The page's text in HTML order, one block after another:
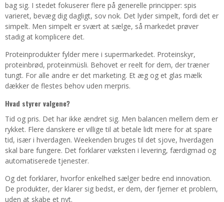
bag sig. I stedet fokuserer flere på generelle principper: spis
varieret, bevæg dig dagligt, sov nok. Det lyder simpelt, fordi det er
simpelt. Men simpelt er svært at sælge, så markedet prøver
stadig at komplicere det.
Proteinprodukter fylder mere i supermarkedet. Proteinskyr,
proteinbrød, proteinmüsli. Behovet er reelt for dem, der træner
tungt. For alle andre er det marketing. Et æg og et glas mælk
dækker de flestes behov uden merpris.
Hvad styrer valgene?
Tid og pris. Det har ikke ændret sig. Men balancen mellem dem er
rykket. Flere danskere er villige til at betale lidt mere for at spare
tid, især i hverdagen. Weekenden bruges til det sjove, hverdagen
skal bare fungere. Det forklarer væksten i levering, færdigmad og
automatiserede tjenester.
Og det forklarer, hvorfor enkelhed sælger bedre end innovation.
De produkter, der klarer sig bedst, er dem, der fjerner et problem,
uden at skabe et nyt.